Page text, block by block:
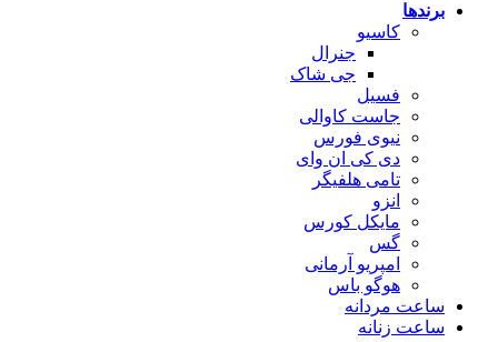
برندها
کاسیو
جنرال
جی شاک
فسیل
جاست کاوالی
نیوی فورس
دی کی ان وای
تامی هلفیگر
انزو
مایکل کورس
گس
امپریو آرمانی
هوگو باس
ساعت مردانه
ساعت زنانه